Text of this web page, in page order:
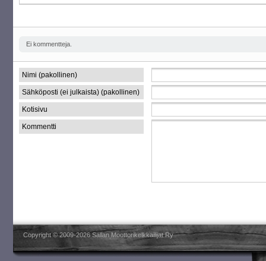
Ei kommentteja.
Nimi (pakollinen)
Sähköposti (ei julkaista) (pakollinen)
Kotisivu
Kommentti
Copyright © 2009-2026 Sallan Moottorikelkkailijat Ry